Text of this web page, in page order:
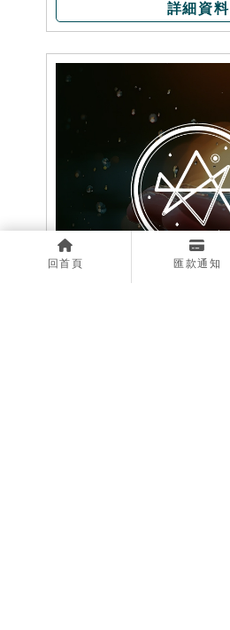
詳細資料
回首頁 匯款通知